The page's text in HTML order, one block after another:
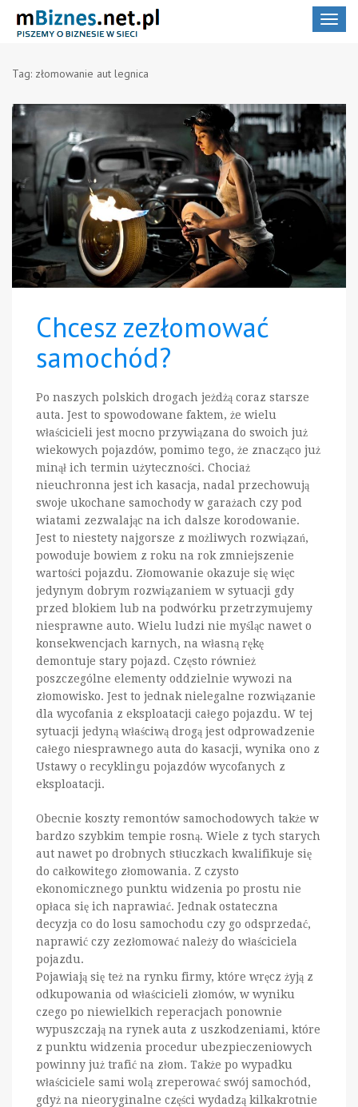
Toggle
Tag: złomowanie aut legnica
Chcesz zezłomować
samochód?
Po naszych polskich drogach jeżdżą coraz starsze
auta. Jest to spowodowane faktem, że wielu
właścicieli jest mocno przywiązana do swoich już
wiekowych pojazdów, pomimo tego, że znacząco już
minął ich termin użyteczności. Chociaż
nieuchronna jest ich kasacja, nadal przechowują
swoje ukochane samochody w garażach czy pod
wiatami zezwalając na ich dalsze korodowanie.
Jest to niestety najgorsze z możliwych rozwiązań,
powoduje bowiem z roku na rok zmniejszenie
wartości pojazdu. Złomowanie okazuje się więc
jedynym dobrym rozwiązaniem w sytuacji gdy
przed blokiem lub na podwórku przetrzymujemy
niesprawne auto. Wielu ludzi nie myśląc nawet o
konsekwencjach karnych, na własną rękę
demontuje stary pojazd. Często również
poszczególne elementy oddzielnie wywozi na
złomowisko. Jest to jednak nielegalne rozwiązanie
dla wycofania z eksploatacji całego pojazdu. W tej
sytuacji jedyną właściwą drogą jest odprowadzenie
całego niesprawnego auta do kasacji, wynika ono z
Ustawy o recyklingu pojazdów wycofanych z
eksploatacji.
Obecnie koszty remontów samochodowych także w
bardzo szybkim tempie rosną. Wiele z tych starych
aut nawet po drobnych stłuczkach kwalifikuje się
do całkowitego złomowania. Z czysto
ekonomicznego punktu widzenia po prostu nie
opłaca się ich naprawiać. Jednak ostateczna
decyzja co do losu samochodu czy go odsprzedać,
naprawić czy zezłomować należy do właściciela
pojazdu.
Pojawiają się też na rynku firmy, które wręcz żyją z
odkupowania od właścicieli złomów, w wyniku
czego po niewielkich reperacjach ponownie
wypuszczają na rynek auta z uszkodzeniami, które
z punktu widzenia procedur ubezpieczeniowych
powinny już trafić na złom. Także po wypadku
właściciele sami wolą zreperować swój samochód,
gdyż na nieoryginalne części wydadzą kilkakrotnie